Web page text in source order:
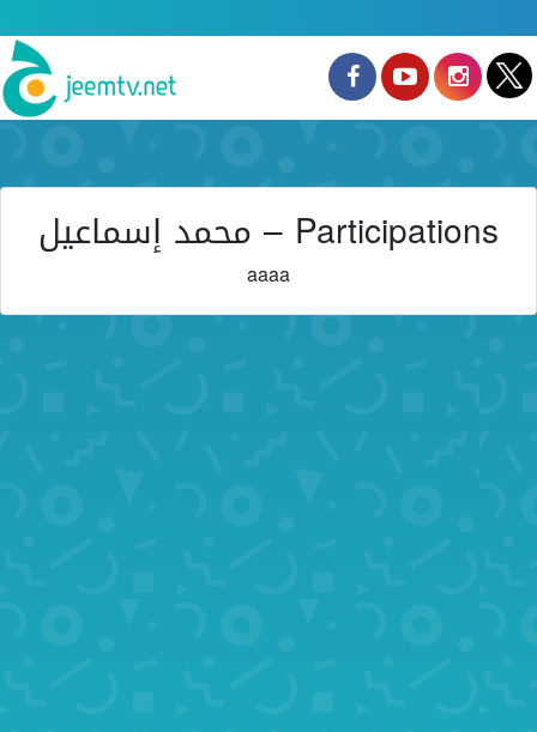
Participations – محمد إسماعيل
aaaa